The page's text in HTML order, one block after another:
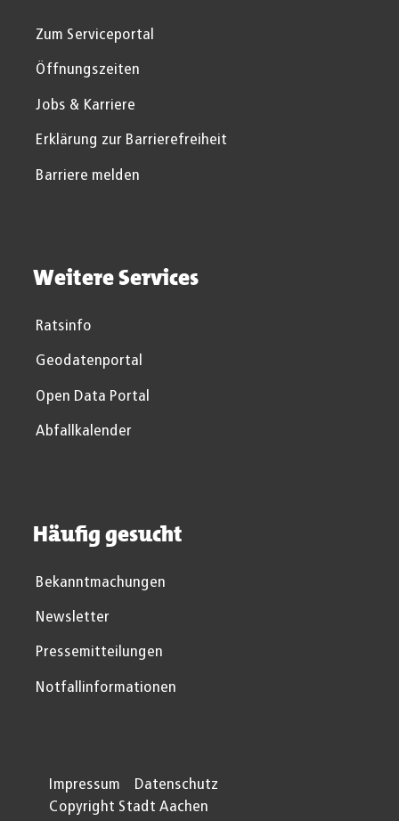
Zum Serviceportal
Öffnungszeiten
Jobs & Karriere
Erklärung zur Barrierefreiheit
Barriere melden
Weitere Services
Ratsinfo
Geodatenportal
Open Data Portal
Abfallkalender
Häufig gesucht
Bekanntmachungen
Newsletter
Pressemitteilungen
Notfallinformationen
Impressum
Datenschutz
Copyright Stadt Aachen